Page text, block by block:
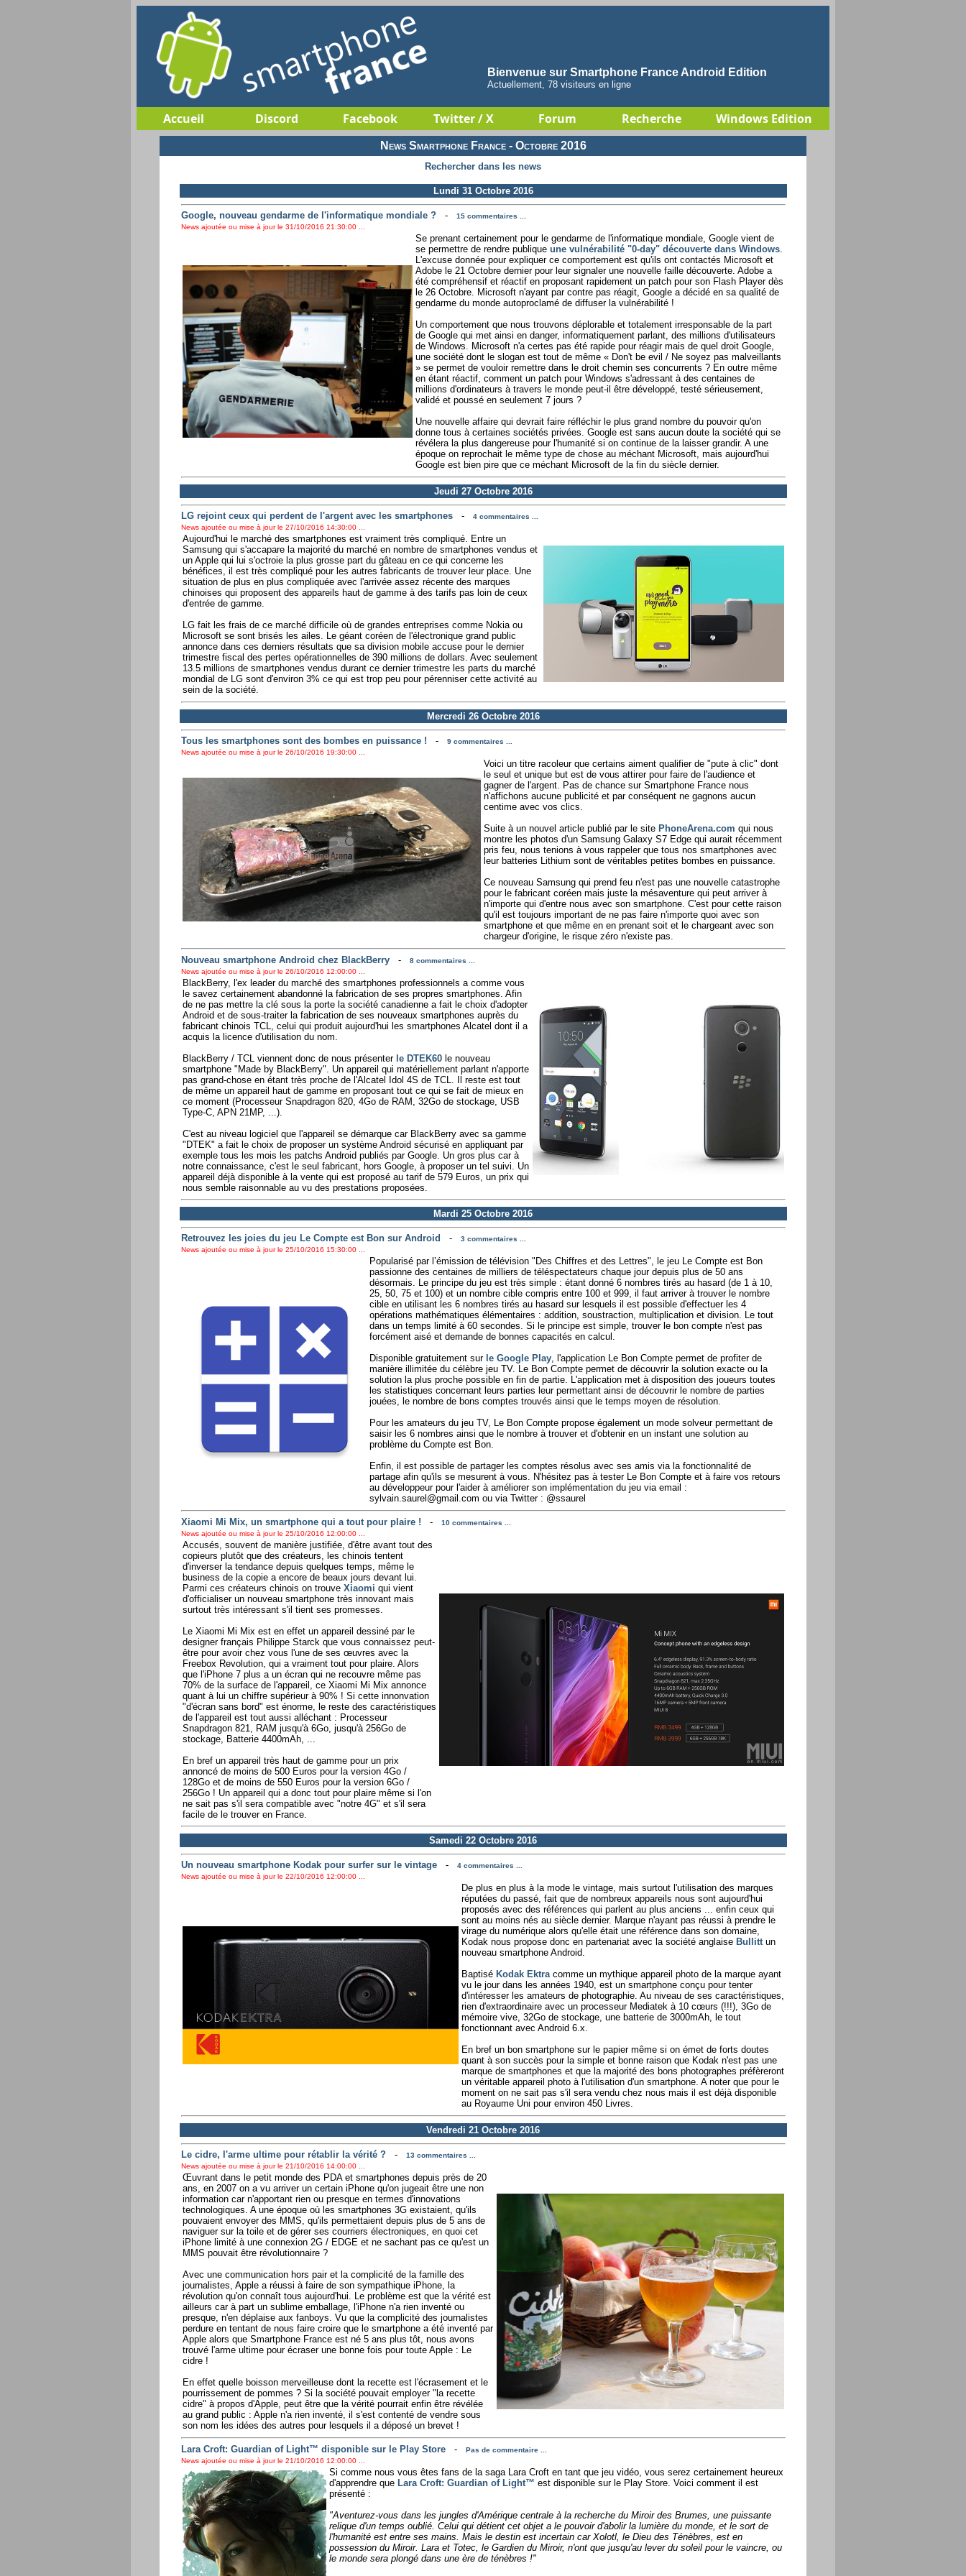
Bienvenue sur Smartphone France Android Edition
Actuellement, 78 visiteurs en ligne
Accueil Discord Facebook Twitter / X Forum Recherche Windows Edition
News Smartphone France - Octobre 2016
Rechercher dans les news
Lundi 31 Octobre 2016
Google, nouveau gendarme de l'informatique mondiale ?-
15 commentaires ...
News ajoutée ou mise à jour le 31/10/2016 21:30:00 ...
Se prenant certainement pour le gendarme de l'informatique mondiale, Google vient de
se permettre de rendre publique une vulnérabilité "0-day" découverte dans Windows.
L'excuse donnée pour expliquer ce comportement est qu'ils ont contactés Microsoft et
Adobe le 21 Octobre dernier pour leur signaler une nouvelle faille découverte. Adobe a
été compréhensif et réactif en proposant rapidement un patch pour son Flash Player dès
le 26 Octobre. Microsoft n'ayant par contre pas réagit, Google a décidé en sa qualité de
gendarme du monde autoproclamé de diffuser la vulnérabilité !
Un comportement que nous trouvons déplorable et totalement irresponsable de la part
de Google qui met ainsi en danger, informatiquement parlant, des millions d'utilisateurs
de Windows. Microsoft n'a certes pas été rapide pour réagir mais de quel droit Google,
une société dont le slogan est tout de même « Don't be evil / Ne soyez pas malveillants
» se permet de vouloir remettre dans le droit chemin ses concurrents ? En outre même
en étant réactif, comment un patch pour Windows s'adressant à des centaines de
millions d'ordinateurs à travers le monde peut-il être développé, testé sérieusement,
validé et poussé en seulement 7 jours ?
Une nouvelle affaire qui devrait faire réfléchir le plus grand nombre du pouvoir qu'on
donne tous à certaines sociétés privées. Google est sans aucun doute la société qui se
révélera la plus dangereuse pour l'humanité si on continue de la laisser grandir. A une
époque on reprochait le même type de chose au méchant Microsoft, mais aujourd'hui
Google est bien pire que ce méchant Microsoft de la fin du siècle dernier.
Jeudi 27 Octobre 2016
LG rejoint ceux qui perdent de l'argent avec les smartphones-
4 commentaires ...
News ajoutée ou mise à jour le 27/10/2016 14:30:00 ...
Aujourd'hui le marché des smartphones est vraiment très compliqué. Entre un
Samsung qui s'accapare la majorité du marché en nombre de smartphones vendus et
un Apple qui lui s'octroie la plus grosse part du gâteau en ce qui concerne les
bénéfices, il est très compliqué pour les autres fabricants de trouver leur place. Une
situation de plus en plus compliquée avec l'arrivée assez récente des marques
chinoises qui proposent des appareils haut de gamme à des tarifs pas loin de ceux
d'entrée de gamme.
LG fait les frais de ce marché difficile où de grandes entreprises comme Nokia ou
Microsoft se sont brisés les ailes. Le géant coréen de l'électronique grand public
annonce dans ces derniers résultats que sa division mobile accuse pour le dernier
trimestre fiscal des pertes opérationnelles de 390 millions de dollars. Avec seulement
13.5 millions de smartphones vendus durant ce dernier trimestre les parts du marché
mondial de LG sont d'environ 3% ce qui est trop peu pour pérenniser cette activité au
sein de la société.
Mercredi 26 Octobre 2016
Tous les smartphones sont des bombes en puissance ! -
9 commentaires ...
News ajoutée ou mise à jour le 26/10/2016 19:30:00 ...
Voici un titre racoleur que certains aiment qualifier de "pute à clic" dont
le seul et unique but est de vous attirer pour faire de l'audience et
gagner de l'argent. Pas de chance sur Smartphone France nous
n'affichons aucune publicité et par conséquent ne gagnons aucun
centime avec vos clics.
Suite à un nouvel article publié par le site PhoneArena.com qui nous
montre les photos d'un Samsung Galaxy S7 Edge qui aurait récemment
pris feu, nous tenions à vous rappeler que tous nos smartphones avec
leur batteries Lithium sont de véritables petites bombes en puissance.
Ce nouveau Samsung qui prend feu n'est pas une nouvelle catastrophe
pour le fabricant coréen mais juste la mésaventure qui peut arriver à
n'importe qui d'entre nous avec son smartphone. C'est pour cette raison
qu'il est toujours important de ne pas faire n'importe quoi avec son
smartphone et que même en en prenant soit et le chargeant avec son
chargeur d'origine, le risque zéro n'existe pas.
Nouveau smartphone Android chez BlackBerry-
8 commentaires ...
News ajoutée ou mise à jour le 26/10/2016 12:00:00 ...
BlackBerry, l'ex leader du marché des smartphones professionnels a comme vous
le savez certainement abandonné la fabrication de ses propres smartphones. Afin
de ne pas mettre la clé sous la porte la société canadienne a fait le choix d'adopter
Android et de sous-traiter la fabrication de ses nouveaux smartphones auprès du
fabricant chinois TCL, celui qui produit aujourd'hui les smartphones Alcatel dont il a
acquis la licence d'utilisation du nom.
BlackBerry / TCL viennent donc de nous présenter le DTEK60le nouveau
smartphone "Made by BlackBerry". Un appareil qui matériellement parlant n'apporte
pas grand-chose en étant très proche de l'Alcatel Idol 4S de TCL. Il reste est tout
de même un appareil haut de gamme en proposant tout ce qui se fait de mieux en
ce moment (Processeur Snapdragon 820, 4Go de RAM, 32Go de stockage, USB
Type-C, APN 21MP, ...).
C'est au niveau logiciel que l'appareil se démarque car BlackBerry avec sa gamme
"DTEK" a fait le choix de proposer un système Android sécurisé en appliquant par
exemple tous les mois les patchs Android publiés par Google. Un gros plus car à
notre connaissance, c'est le seul fabricant, hors Google, à proposer un tel suivi. Un
appareil déjà disponible à la vente qui est proposé au tarif de 579 Euros, un prix qui
nous semble raisonnable au vu des prestations proposées.
Mardi 25 Octobre 2016
Retrouvez les joies du jeu Le Compte est Bon sur Android -
3 commentaires ...
News ajoutée ou mise à jour le 25/10/2016 15:30:00 ...
Popularisé par l’émission de télévision "Des Chiffres et des Lettres", le jeu Le Compte est Bon
passionne des centaines de milliers de téléspectateurs chaque jour depuis plus de 50 ans
désormais. Le principe du jeu est très simple : étant donné 6 nombres tirés au hasard (de 1 à 10,
25, 50, 75 et 100) et un nombre cible compris entre 100 et 999, il faut arriver à trouver le nombre
cible en utilisant les 6 nombres tirés au hasard sur lesquels il est possible d'effectuer les 4
opérations mathématiques élémentaires : addition, soustraction, multiplication et division. Le tout
dans un temps limité à 60 secondes. Si le principe est simple, trouver le bon compte n'est pas
forcément aisé et demande de bonnes capacités en calcul.
Disponible gratuitement sur le Google Play, l'application Le Bon Compte permet de profiter de
manière illimitée du célèbre jeu TV. Le Bon Compte permet de découvrir la solution exacte ou la
solution la plus proche possible en fin de partie. L'application met à disposition des joueurs toutes
les statistiques concernant leurs parties leur permettant ainsi de découvrir le nombre de parties
jouées, le nombre de bons comptes trouvés ainsi que le temps moyen de résolution.
Pour les amateurs du jeu TV, Le Bon Compte propose également un mode solveur permettant de
saisir les 6 nombres ainsi que le nombre à trouver et d'obtenir en un instant une solution au
problème du Compte est Bon.
Enfin, il est possible de partager les comptes résolus avec ses amis via la fonctionnalité de
partage afin qu'ils se mesurent à vous. N'hésitez pas à tester Le Bon Compte et à faire vos retours
au développeur pour l'aider à améliorer son implémentation du jeu via email :
sylvain.saurel@gmail.com ou via Twitter : @ssaurel
Xiaomi Mi Mix, un smartphone qui a tout pour plaire ! -
10 commentaires ...
News ajoutée ou mise à jour le 25/10/2016 12:00:00 ...
Accusés, souvent de manière justifiée, d'être avant tout des
copieurs plutôt que des créateurs, les chinois tentent
d'inverser la tendance depuis quelques temps, même le
business de la copie a encore de beaux jours devant lui.
Parmi ces créateurs chinois on trouve Xiaomi qui vient
d'officialiser un nouveau smartphone très innovant mais
surtout très intéressant s'il tient ses promesses.
Le Xiaomi Mi Mix est en effet un appareil dessiné par le
designer français Philippe Starck que vous connaissez peut-
être pour avoir chez vous l'une de ses œuvres avec la
Freebox Revolution, qui a vraiment tout pour plaire. Alors
que l'iPhone 7 plus a un écran qui ne recouvre même pas
70% de la surface de l'appareil, ce Xiaomi Mi Mix annonce
quant à lui un chiffre supérieur à 90% ! Si cette innonvation
"d'écran sans bord" est énorme, le reste des caractéristiques
de l'appareil est tout aussi alléchant : Processeur
Snapdragon 821, RAM jusqu'à 6Go, jusqu'à 256Go de
stockage, Batterie 4400mAh, ...
En bref un appareil très haut de gamme pour un prix
annoncé de moins de 500 Euros pour la version 4Go /
128Go et de moins de 550 Euros pour la version 6Go /
256Go ! Un appareil qui a donc tout pour plaire même si l'on
ne sait pas s'il sera compatible avec "notre 4G" et s'il sera
facile de le trouver en France.
Samedi 22 Octobre 2016
Un nouveau smartphone Kodak pour surfer sur le vintage-
4 commentaires ...
News ajoutée ou mise à jour le 22/10/2016 12:00:00 ...
De plus en plus à la mode le vintage, mais surtout l'utilisation des marques
réputées du passé, fait que de nombreux appareils nous sont aujourd'hui
proposés avec des références qui parlent au plus anciens ... enfin ceux qui
sont au moins nés au siècle dernier. Marque n'ayant pas réussi à prendre le
virage du numérique alors qu'elle était une référence dans son domaine,
Kodak nous propose donc en partenariat avec la société anglaise Bullittun
nouveau smartphone Android.
Baptisé Kodak Ektracomme un mythique appareil photo de la marque ayant
vu le jour dans les années 1940, est un smartphone conçu pour tenter
d'intéresser les amateurs de photographie. Au niveau de ses caractéristiques,
rien d'extraordinaire avec un processeur Mediatek à 10 cœurs (!!!), 3Go de
mémoire vive, 32Go de stockage, une batterie de 3000mAh, le tout
fonctionnant avec Android 6.x.
En bref un bon smartphone sur le papier même si on émet de forts doutes
quant à son succès pour la simple et bonne raison que Kodak n'est pas une
marque de smartphones et que la majorité des bons photographes préfèreront
un véritable appareil photo à l'utilisation d'un smartphone. A noter que pour le
moment on ne sait pas s'il sera vendu chez nous mais il est déjà disponible
au Royaume Uni pour environ 450 Livres.
Vendredi 21 Octobre 2016
Le cidre, l'arme ultime pour rétablir la vérité ?-
13 commentaires ...
News ajoutée ou mise à jour le 21/10/2016 14:00:00 ...
Œuvrant dans le petit monde des PDA et smartphones depuis près de 20
ans, en 2007 on a vu arriver un certain iPhone qu'on jugeait être une non
information car n'apportant rien ou presque en termes d'innovations
technologiques. A une époque où les smartphones 3G existaient, qu'ils
pouvaient envoyer des MMS, qu'ils permettaient depuis plus de 5 ans de
naviguer sur la toile et de gérer ses courriers électroniques, en quoi cet
iPhone limité à une connexion 2G / EDGE et ne sachant pas ce qu'est un
MMS pouvait être révolutionnaire ?
Avec une communication hors pair et la complicité de la famille des
journalistes, Apple a réussi à faire de son sympathique iPhone, la
révolution qu'on connaît tous aujourd'hui. Le problème est que la vérité est
ailleurs car à part un sublime emballage, l'iPhone n'a rien inventé ou
presque, n'en déplaise aux fanboys. Vu que la complicité des journalistes
perdure en tentant de nous faire croire que le smartphone a été inventé par
Apple alors que Smartphone France est né 5 ans plus tôt, nous avons
trouvé l'arme ultime pour écraser une bonne fois pour toute Apple : Le
cidre !
En effet quelle boisson merveilleuse dont la recette est l'écrasement et le
pourrissement de pommes ? Si la société pouvait employer "la recette
cidre" à propos d'Apple, peut être que la vérité pourrait enfin être révélée
au grand public : Apple n'a rien inventé, il s'est contenté de vendre sous
son nom les idées des autres pour lesquels il a déposé un brevet !
Lara Croft: Guardian of Light™ disponible sur le Play Store-
Pas de commentaire ...
News ajoutée ou mise à jour le 21/10/2016 12:00:00 ...
Si comme nous vous êtes fans de la saga Lara Croft en tant que jeu vidéo, vous serez certainement heureux
d'apprendre que Lara Croft: Guardian of Light™ est disponible sur le Play Store. Voici comment il est
présenté :
"Aventurez-vous dans les jungles d'Amérique centrale à la recherche du Miroir des Brumes, une puissante
relique d'un temps oublié. Celui qui détient cet objet a le pouvoir d'abolir la lumière du monde, et le sort de
l'humanité est entre ses mains. Mais le destin est incertain car Xolotl, le Dieu des Ténèbres, est en
possession du Miroir. Lara et Totec, le Gardien du Miroir, n'ont que jusqu'au lever du soleil pour le vaincre, ou
le monde sera plongé dans une ère de ténèbres !"